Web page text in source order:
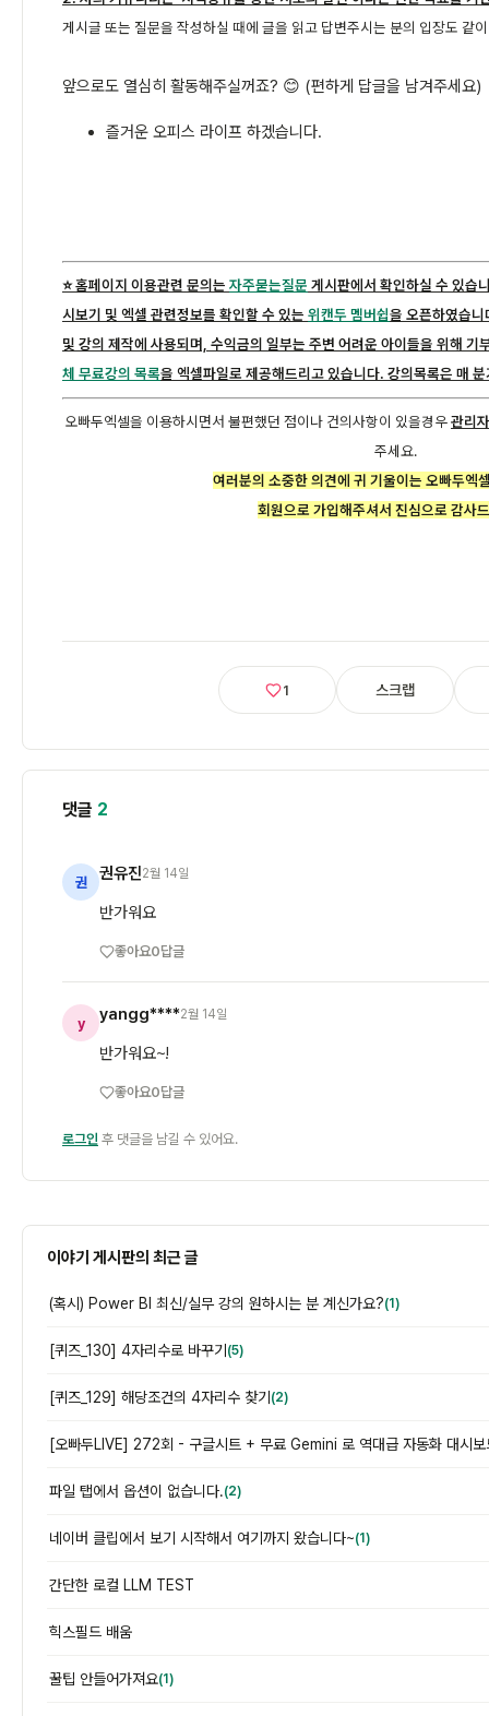
게시글 또는 질문을 작성하실 때에 글을 읽고 답변주시는 분의 입장도 같
앞으로도 열심히 활동해주실꺼죠? 😊 (편하게 답글을 남겨주세요)
즐거운 오피스 라이프 하겠습니다.
⭐️ 홈페이지 이용관련 문의는 자주묻는질문 게시판에서 확인하실 수 있습
시보기 및 엑셀 관련정보를 확인할 수 있는 위캔두 멤버쉽을 오픈하였습
및 강의 제작에 사용되며, 수익금의 일부는 주변 어려운 아이들을 위해 기
체 무료강의 목록을 엑셀파일로 제공해드리고 있습니다. 강의목록은 매
오빠두엑셀을 이용하시면서 불편했던 점이나 건의사항이 있을경우관리
주세요.
여러분의 소중한 의견에 귀 기울이는 오빠두엑
회원으로 가입해주셔서 진심으로 감사
1 스크랩
댓글 2
권 권유진2월 14일
반가워요
좋아요0답글
y yangg****2월 14일
반가워요~!
좋아요0답글
로그인 후 댓글을 남길 수 있어요.
이야기 게시판의 최근 글
(혹시) Power BI 최신/실무 강의 원하시는 분 계신가요?(1)
[퀴즈_130] 4자리수로 바꾸기 (5)
[퀴즈_129] 해당조건의 4자리수 찾기 (2)
파일 탭에서 옵션이 없습니다.(2)
네이버 클립에서 보기 시작해서 여기까지 왔습니다~(1)
간단한 로컬 LLM TEST
힉스필드 배움
꿀팁 안들어가져요(1)